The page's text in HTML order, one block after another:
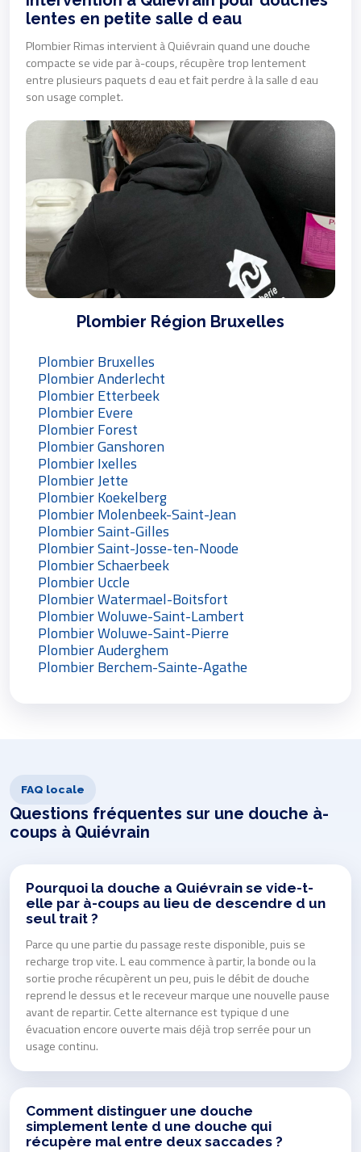
lentes en petite salle d eau
Plombier Rimas intervient à Quiévrain quand une douche
compacte se vide par à-coups, récupère trop lentement
entre plusieurs paquets d eau et fait perdre à la salle d eau
son usage complet.
Plombier Région Bruxelles
Plombier Bruxelles
Plombier Anderlecht
Plombier Etterbeek
Plombier Evere
Plombier Forest
Plombier Ganshoren
Plombier Ixelles
Plombier Jette
Plombier Koekelberg
Plombier Molenbeek-Saint-Jean
Plombier Saint-Gilles
Plombier Saint-Josse-ten-Noode
Plombier Schaerbeek
Plombier Uccle
Plombier Watermael-Boitsfort
Plombier Woluwe-Saint-Lambert
Plombier Woluwe-Saint-Pierre
Plombier Auderghem
Plombier Berchem-Sainte-Agathe
FAQ locale
Questions fréquentes sur une douche à-
coups à Quiévrain
Pourquoi la douche a Quiévrain se vide-t-
elle par à-coups au lieu de descendre d un
seul trait ?
Parce qu une partie du passage reste disponible, puis se
recharge trop vite. L eau commence à partir, la bonde ou la
sortie proche récupèrent un peu, puis le débit de douche
reprend le dessus et le receveur marque une nouvelle pause
avant de repartir. Cette alternance est typique d une
évacuation encore ouverte mais déjà trop serrée pour un
usage continu.
Comment distinguer une douche
simplement lente d une douche qui
récupère mal entre deux saccades ?